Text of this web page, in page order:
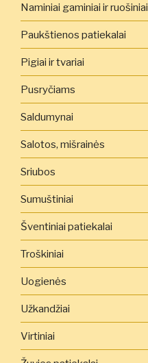
Naminiai gaminiai ir ruošiniai
Paukštienos patiekalai
Pigiai ir tvariai
Pusryčiams
Saldumynai
Salotos, mišrainės
Sriubos
Sumuštiniai
Šventiniai patiekalai
Troškiniai
Uogienės
Užkandžiai
Virtiniai